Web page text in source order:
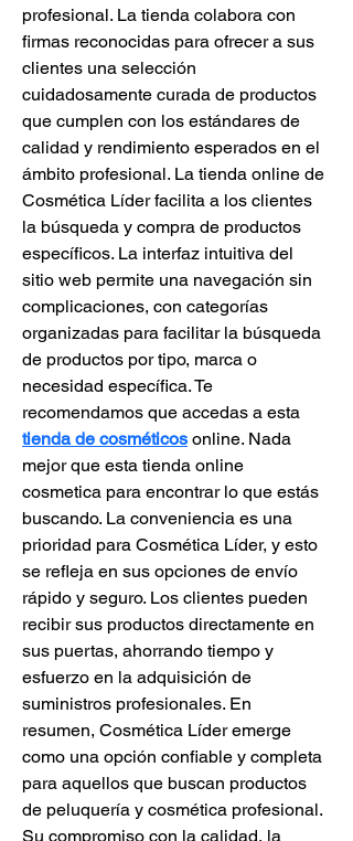
profesional. La tienda colabora con
firmas reconocidas para ofrecer a sus
clientes una selección
cuidadosamente curada de productos
que cumplen con los estándares de
calidad y rendimiento esperados en el
ámbito profesional. La tienda online de
Cosmética Líder facilita a los clientes
la búsqueda y compra de productos
específicos. La interfaz intuitiva del
sitio web permite una navegación sin
complicaciones, con categorías
organizadas para facilitar la búsqueda
de productos por tipo, marca o
necesidad específica. Te
recomendamos que accedas a esta
tienda de cosméticos online. Nada
mejor que esta tienda online
cosmetica para encontrar lo que estás
buscando. La conveniencia es una
prioridad para Cosmética Líder, y esto
se refleja en sus opciones de envío
rápido y seguro. Los clientes pueden
recibir sus productos directamente en
sus puertas, ahorrando tiempo y
esfuerzo en la adquisición de
suministros profesionales. En
resumen, Cosmética Líder emerge
como una opción confiable y completa
para aquellos que buscan productos
de peluquería y cosmética profesional.
Su compromiso con la calidad, la